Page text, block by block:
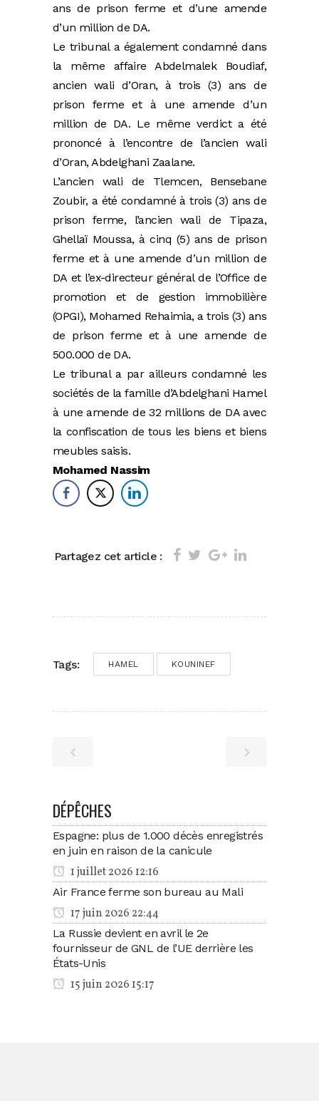
ans de prison ferme et d’une amende
d’un million de DA.
Le tribunal a également condamné dans
la même affaire Abdelmalek Boudiaf,
ancien wali d’Oran, à trois (3) ans de
prison ferme et à une amende d’un
million de DA. Le même verdict a été
prononcé à l’encontre de l’ancien wali
d’Oran, Abdelghani Zaalane.
L’ancien wali de Tlemcen, Bensebane
Zoubir, a été condamné à trois (3) ans de
prison ferme, l’ancien wali de Tipaza,
Ghellaï Moussa, à cinq (5) ans de prison
ferme et à une amende d’un million de
DA et l’ex-directeur général de l’Office de
promotion et de gestion immobilière
(OPGI), Mohamed Rehaimia, a trois (3) ans
de prison ferme et à une amende de
500.000 de DA.
Le tribunal a par ailleurs condamné les
sociétés de la famille d’Abdelghani Hamel
à une amende de 32 millions de DA avec
la confiscation de tous les biens et biens
meubles saisis.
Mohamed Nassim
Partagez cet article :
Tags: HAMEL KOUNINEF
DÉPÊCHES
Espagne: plus de 1.000 décès enregistrés
en juin en raison de la canicule
1 juillet 2026 12:16
Air France ferme son bureau au Mali
17 juin 2026 22:44
La Russie devient en avril le 2e
fournisseur de GNL de l’UE derrière les
États-Unis
15 juin 2026 15:17